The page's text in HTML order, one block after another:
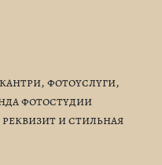
фотоуслуги,
фотостудии
и стильная